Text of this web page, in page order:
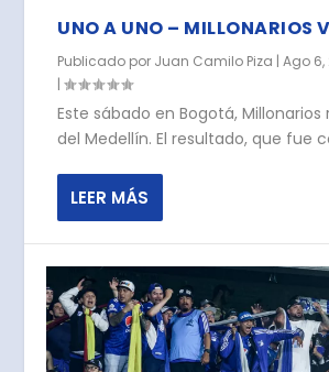
UNO A UNO – MILLONARIOS
Publicado por Juan Camilo Piza |Ago 6,
|
Este sábado en Bogotá, Millonarios
del Medellín. El resultado, que fue
LEER MÁS